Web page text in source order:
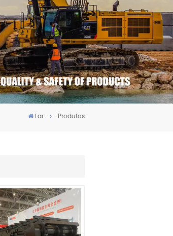
Lar Produtos